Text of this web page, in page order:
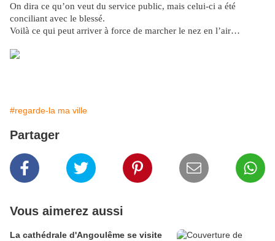
On dira ce qu’on veut du service public, mais celui-ci a été
conciliant avec le blessé.
Voilà ce qui peut arriver à force de marcher le nez en l’air…
#regarde-la ma ville
Partager
Vous aimerez aussi
La cathédrale d'Angoulême se visite